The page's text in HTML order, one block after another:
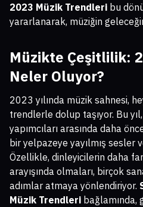
2023 Müzik Trendleri bu
yararlanarak, müziğin
Müzikte Çeşitlilik:
Neler Oluyor?
2023 yılında müzik sahnesi,
trendlerle dolup taşıyor. Bu
yapımcıları arasında daha
bir yelpazeye yayılmış sesler
Özellikle, dinleyicilerin daha
arayışında olmaları, birçok
adımlar atmaya yönlendiriyor.
Müzik Trendleri